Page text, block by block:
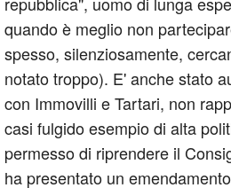
quando è meglio non
spesso, silenziosamente,
notato troppo). E' anche stato
con Immovilli e Tartari, non
casi fulgido esempio di alta
permesso di riprendere il
ha presentato un